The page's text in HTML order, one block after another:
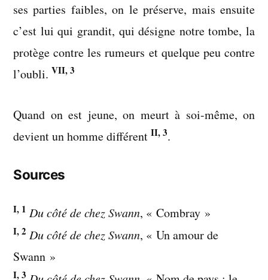
ses parties faibles, on le préserve, mais ensuite
c’est lui qui grandit, qui désigne notre tombe, la
protège contre les rumeurs et quelque peu contre
l’oubli. VII, 3
Quand on est jeune, on meurt à soi-même, on
devient un homme différent II, 3.
Sources
I, 1 Du côté de chez Swann, « Combray »
I, 2 Du côté de chez Swann, « Un amour de
Swann »
I, 3